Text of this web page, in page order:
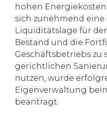
hohen
sich zunehmend
Liquiditätslage für
Bestand und die
Geschäftsbetriebs zu
gerichtlichen
nutzen, wurde
Eigenverwaltung
beantragt.